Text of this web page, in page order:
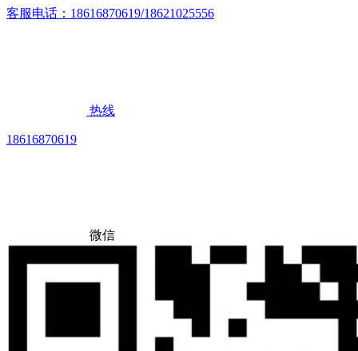
客服电话：18616870619/18621025556
热线
18616870619
微信